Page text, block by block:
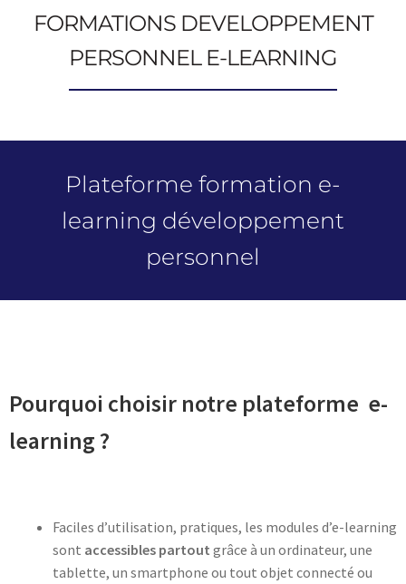
FORMATIONS DEVELOPPEMENT
PERSONNEL E-LEARNING
Plateforme formation e-
learning développement
personnel
Pourquoi choisir notre plateforme e-
learning ?
Faciles d’utilisation, pratiques, les modules d’e-learning
sont accessibles partout grâce à un ordinateur, une
tablette, un smartphone ou tout objet connecté ou